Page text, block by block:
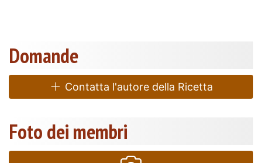
Domande
Contatta l'autore della Ricetta
Foto dei membri